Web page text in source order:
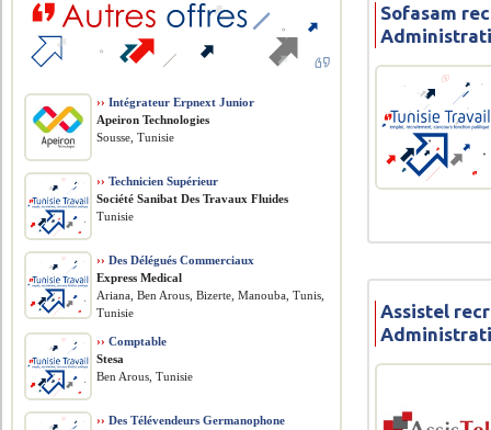
Sofasam
Assistel
›› Intégrateur Erpnext Junior
Apeiron Technologies
Sousse, Tunisie
›› Technicien Supérieur
Société Sanibat Des Travaux Fluides
Tunisie
›› Des Délégués Commerciaux
Express Medical
Ariana, Ben Arous, Bizerte, Manouba, Tunis,
Tunisie
›› Comptable
Stesa
Ben Arous, Tunisie
›› Des Télévendeurs Germanophone